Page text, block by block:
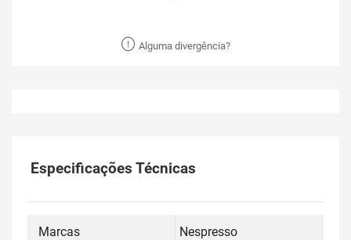
Alguma divergência?
Especificações Técnicas
Marcas Nespresso